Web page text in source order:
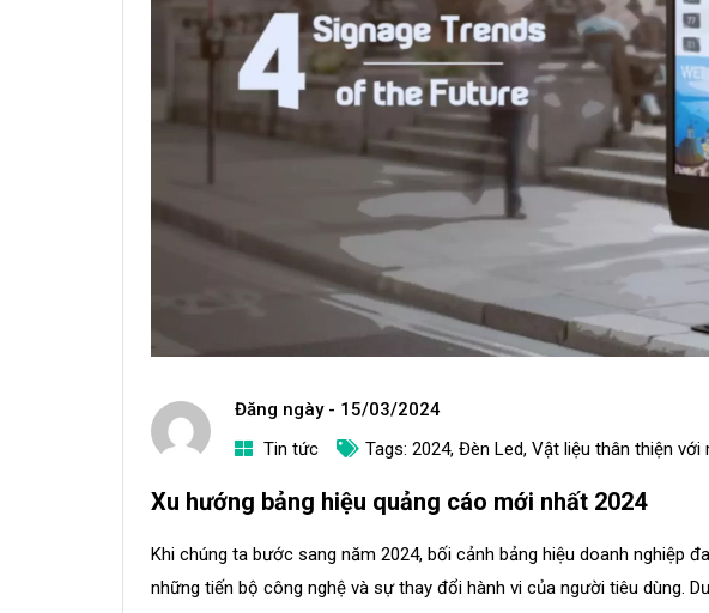
Đăng ngày - 15/03/2024
d
m
Tin tức Tags: 2024, Đèn Led, Vật liệu thân thiện với
Xu hướng bảng hiệu quảng cáo mới nhất 2024
Khi chúng ta bước sang năm 2024, bối cảnh bảng hiệu doanh nghiệp
những tiến bộ công nghệ và sự thay đổi hành vi của người tiêu dùng.